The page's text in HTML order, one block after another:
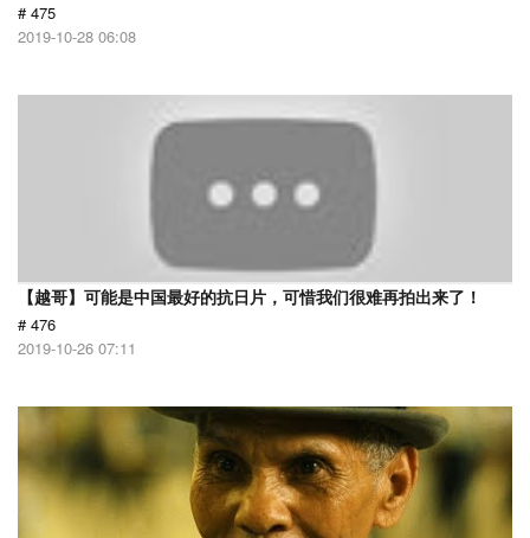
# 475
2019-10-28 06:08
【越哥】可能是中国最好的抗日片，可惜我们很难再拍出来了！
# 476
2019-10-26 07:11